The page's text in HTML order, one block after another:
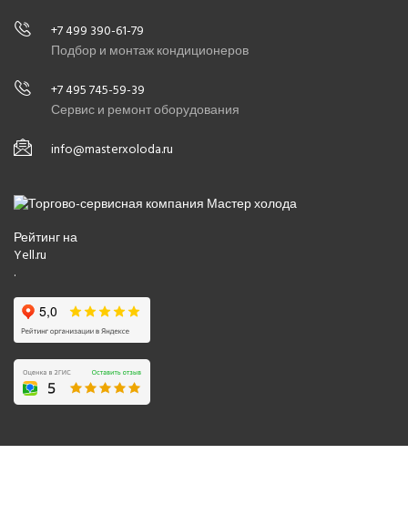
+7 499 390-61-79
Подбор и монтаж кондиционеров
+7 495 745-59-39
Сервис и ремонт оборудования
info@masterxoloda.ru
Рейтинг на
Yell.ru
.